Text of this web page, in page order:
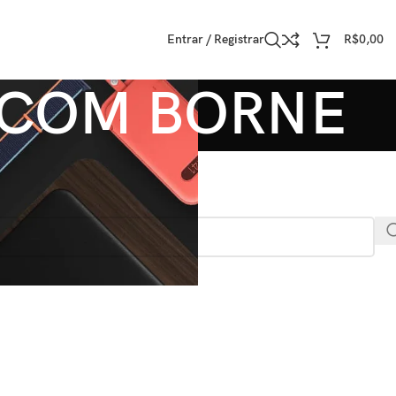
Entrar / Registrar R$0,00
BORNE